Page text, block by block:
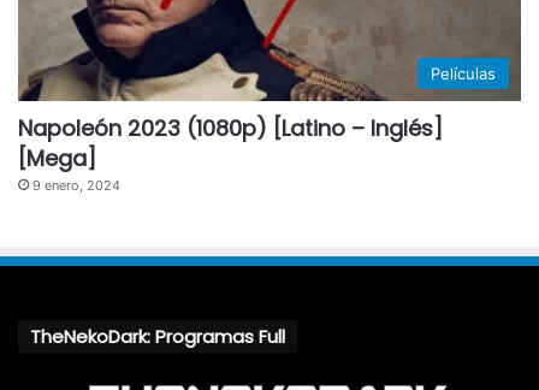
Películas
Napoleón 2023 (1080p) [Latino – Inglés]
[Mega]
9 enero, 2024
TheNekoDark: Programas Full